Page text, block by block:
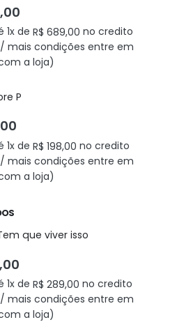
5
1x de R$ 689,00 no credito
mais condições entre em
a loja)
P
5
1x de R$ 198,00 no credito
mais condições entre em
a loja)
que viver isso
5
1x de R$ 289,00 no credito
mais condições entre em
a loja)